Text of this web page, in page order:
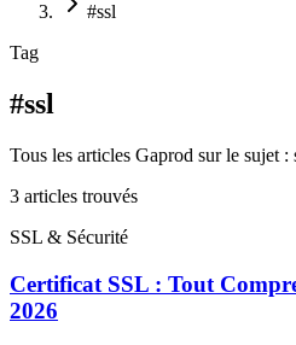
#ssl
Tag
#ssl
Tous les articles Gaprod sur le sujet :
3 articles trouvés
SSL & Sécurité
Certificat SSL : Tout
2026